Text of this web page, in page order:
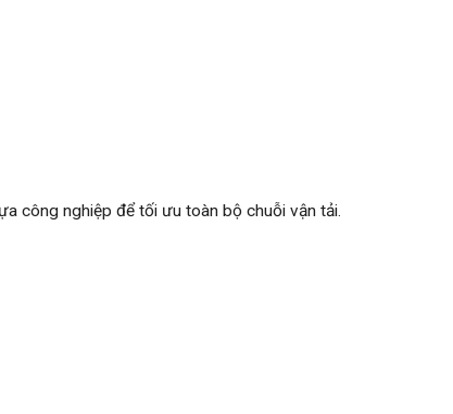
công nghiệp để tối ưu toàn bộ chuỗi vận tải.